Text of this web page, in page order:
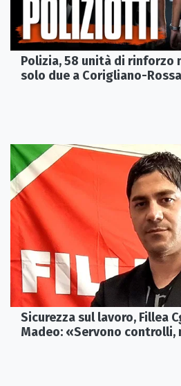
Polizia, 58 unità di rinforzo
solo due a Corigliano-
Sicurezza sul lavoro, Fillea
Madeo: «Servono controlli,